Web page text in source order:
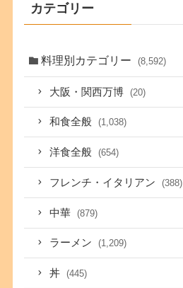
カテゴリー
料理別カテゴリー (8,592)
大阪・関西万博 (20)
和食全般 (1,038)
洋食全般 (654)
フレンチ・イタリアン (388)
中華 (879)
ラーメン (1,209)
丼 (445)